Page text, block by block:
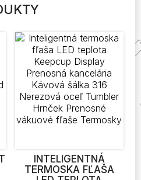
INTELIGENTNÁ
TERMOSKA FĽAŠA